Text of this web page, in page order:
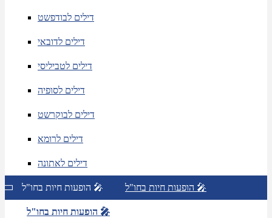
דילים לבודפשט
דילים לדובאי
דילים לטביליסי
דילים לסופיה
דילים לבוקרשט
דילים לרומא
דילים לאתונה
הופעות חיות בחו"ל 🎤 הופעות חיות בחו"ל 🎤
הופעות חיות בחו"ל 🎤